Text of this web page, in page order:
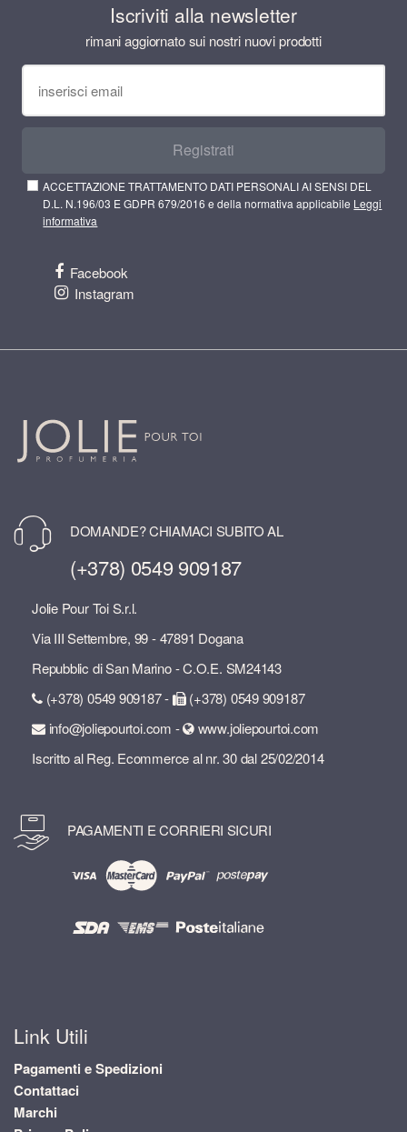
Iscriviti alla newsletter
rimani aggiornato sui nostri nuovi prodotti
Registrati
ACCETTAZIONE TRATTAMENTO DATI PERSONALI AI SENSI DEL
D.L. N.196/03 E GDPR 679/2016 e della normativa applicabile Leggi
informativa
Facebook
Instagram
DOMANDE? CHIAMACI SUBITO AL
(+378) 0549 909187
Jolie Pour Toi S.r.l.
Via III Settembre, 99 - 47891 Dogana
Repubblic di San Marino - C.O.E. SM24143
(+378) 0549 909187 -
(+378) 0549 909187
info@joliepourtoi.com -
www.joliepourtoi.com
Iscritto al Reg. Ecommerce al nr. 30 dal 25/02/2014
PAGAMENTI E CORRIERI SICURI
Link Utili
Pagamenti e Spedizioni
Contattaci
Marchi